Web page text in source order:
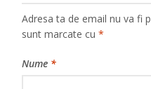
Adresa ta de email nu va fi
sunt marcate cu*
Nume *